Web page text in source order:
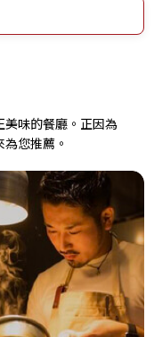
味的餐廳。正因為
您推薦。